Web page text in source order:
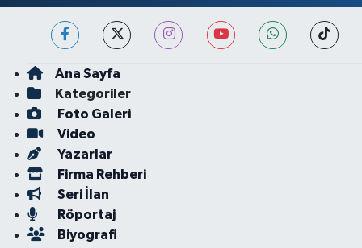
Ana Sayfa
Kategoriler
Foto Galeri
Video
Yazarlar
Firma Rehberi
Seri İlan
Röportaj
Biyografi